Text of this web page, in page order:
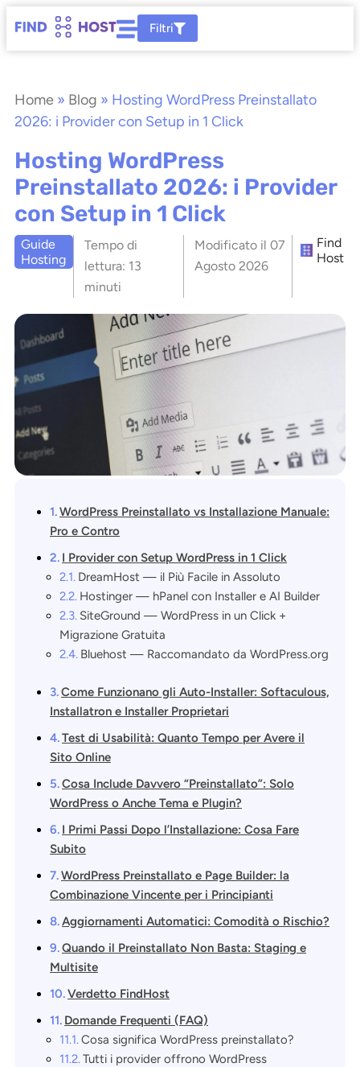
Filtri
Home » Blog » Hosting WordPress Preinstallato
2026: i Provider con Setup in 1 Click
Hosting WordPress
Preinstallato 2026: i Provider
con Setup in 1 Click
Guide
Hosting
Tempo di
lettura: 13
minuti
Modificato il07
Agosto 2026
Find
Host
WordPress Preinstallato vs Installazione Manuale:
Pro e Contro
I Provider con Setup WordPress in 1 Click
DreamHost — il Più Facile in Assoluto
Hostinger — hPanel con Installer e AI Builder
SiteGround — WordPress in un Click +
Migrazione Gratuita
Bluehost — Raccomandato da WordPress.org
Come Funzionano gli Auto-Installer: Softaculous,
Installatron e Installer Proprietari
Test di Usabilità: Quanto Tempo per Avere il
Sito Online
Cosa Include Davvero “Preinstallato”: Solo
WordPress o Anche Tema e Plugin?
I Primi Passi Dopo l’Installazione: Cosa Fare
Subito
WordPress Preinstallato e Page Builder: la
Combinazione Vincente per i Principianti
Aggiornamenti Automatici: Comodità o Rischio?
Quando il Preinstallato Non Basta: Staging e
Multisite
Verdetto FindHost
Domande Frequenti (FAQ)
Cosa significa WordPress preinstallato?
Tutti i provider offrono WordPress